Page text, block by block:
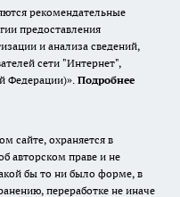
рекомендательные
предоставления
и анализа сведений,
сети "Интернет",
Федерации)». Подробнее
сайте, охраняется в
авторском праве и не
бы то ни было форме, в
переработке не иначе